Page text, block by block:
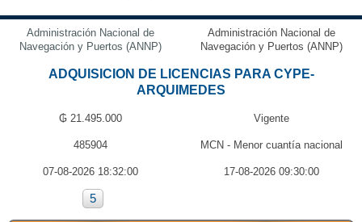
Administración Nacional de
Navegación y Puertos (ANNP)
Administración Nacional de
Navegación y Puertos (ANNP)
ADQUISICION DE LICENCIAS PARA CYPE-
ARQUIMEDES
₲ 21.495.000 Vigente
485904 MCN - Menor cuantía nacional
07-08-2026 18:32:00 17-08-2026 09:30:00
5